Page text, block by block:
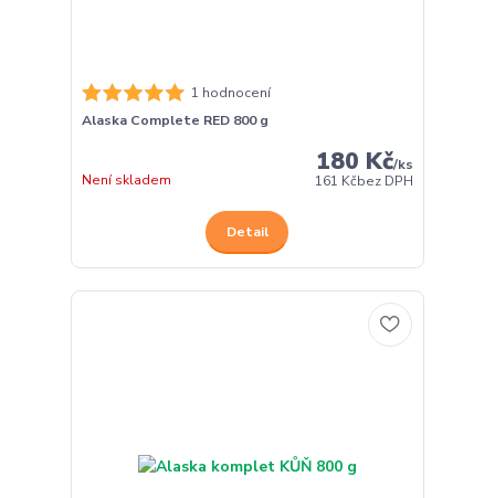
1 hodnocení
Alaska Complete RED 800 g
180 Kč/ks
161 Kčbez DPH
Není skladem
Detail